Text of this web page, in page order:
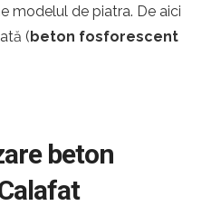
modelul de piatra. De aici
(beton fosforescent
beton